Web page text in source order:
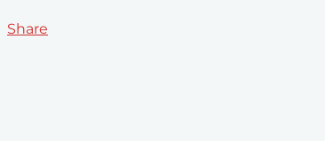
Share